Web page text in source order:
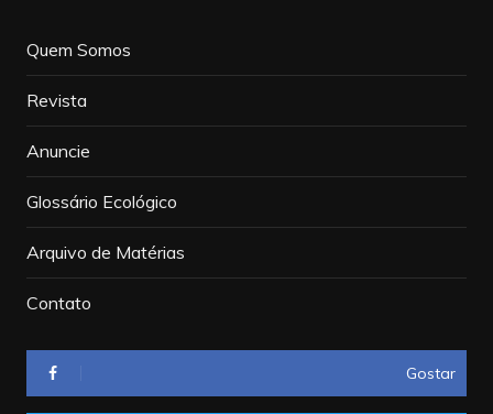
Quem Somos
Revista
Anuncie
Glossário Ecológico
Arquivo de Matérias
Contato
Gostar